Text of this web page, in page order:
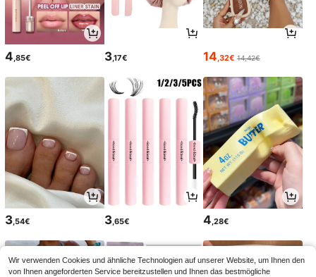
4 ,85€ 3,17€ 14 ,32€ 14,42€
3 ,54€ 3,65€ 4 ,28€
Wir verwenden Cookies und ähnliche Technologien auf unserer Website, um Ihnen den
von Ihnen angeforderten Service bereitzustellen und Ihnen das bestmögliche